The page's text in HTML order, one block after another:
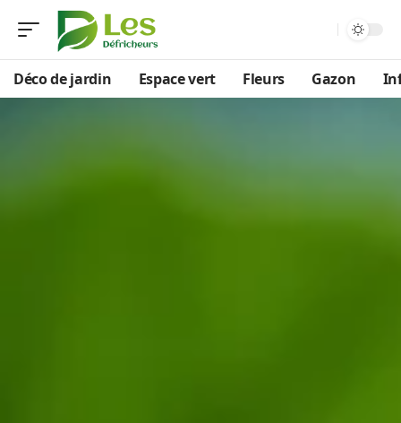
Déco de jardin Espace vert Fleurs Gazon